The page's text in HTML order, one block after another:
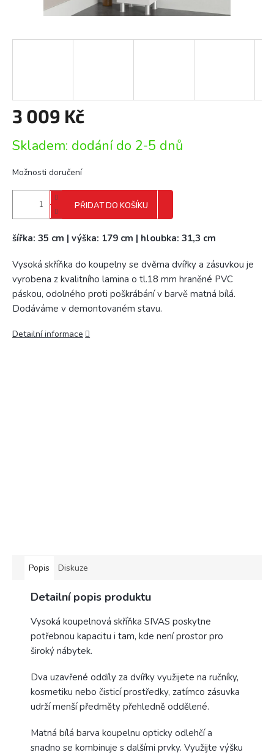
3 009 Kč
cena:
Skladem: dodání do 2-5 dnů
Možnosti doručení
PŘIDAT DO KOŠÍKU
šířka: 35 cm | výška: 179 cm | hloubka: 31,3 cm
Vysoká skříňka do koupelny se dvěma dvířky a zásuvkou je
vyrobena z kvalitního lamina o tl.18 mm hraněné PVC
páskou, odolného proti poškrábání v barvě matná bílá.
Dodáváme v demontovaném stavu.
Detailní informace
Popis Diskuze
Detailní popis produktu
Vysoká koupelnová skříňka SIVAS poskytne
potřebnou kapacitu i tam, kde není prostor pro
široký nábytek.
Dva uzavřené oddíly za dvířky využijete na ručníky,
kosmetiku nebo čisticí prostředky, zatímco zásuvka
udrží menší předměty přehledně oddělené.
Matná bílá barva koupelnu opticky odlehčí a
snadno se kombinuje s dalšími prvky. Využijte výšku